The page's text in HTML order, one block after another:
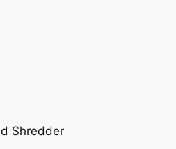
Shredder